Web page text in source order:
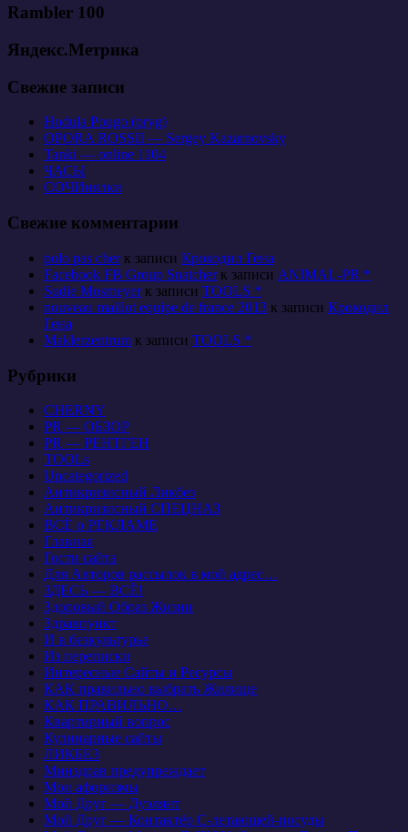
Rambler 100
Яндекс.Метрика
Свежие записи
Hodula Pougo (pryg)
OPORA ROSSII — Sergey Kazarnovsky
Tanki — online 1104
ЧАСЫ
СОЧИнялки
Свежие комментарии
polo pas cherк записи Крокодил Гена
Facebook FB Group Snatcherк записи ANIMAL-PR *
Sudie Mosmeyerк записи TOOLS *
nouveau maillot equipe de france 2013 к записи Крокодил
Гена
Maklerzentrum к записи TOOLS *
Рубрики
CHERNY
PR — ОБЗОР
PR — РЕНТГЕН
TOOLs
Uncategorized
Антикризисный Ликбез
Антикризисный СПЕЦНАЗ
ВСЁ о РЕКЛАМЕ
Главная
Гости сайта
Для Авторов рассылок в мой адрес…
ЗДЕСЬ — ВСЁ!
Здоровый Образ Жизни
Здравпункт
И в безкультурье
Из переписки
Интересные Сайты и Ресурсы
КАК правильно выбрать Жилище
КАК ПРАВИЛЬНО…
Квартирный вопрос
Кулинарные сайты
ЛИКБЕЗ
Минздрав предупреждает
Мои афоризмы
Мой Друг — Дуэлянт
Мой Друг — Контактёр С-летающей-посуды